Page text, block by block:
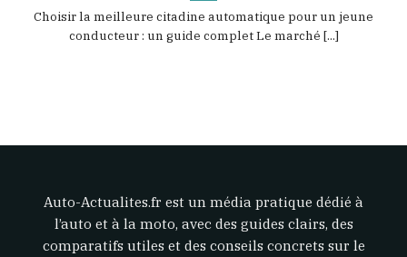
Choisir la meilleure citadine automatique pour un jeune
conducteur : un guide complet Le marché [...]
Auto-Actualites.fr est un média pratique dédié à
l’auto et à la moto, avec des guides clairs, des
comparatifs utiles et des conseils concrets sur le